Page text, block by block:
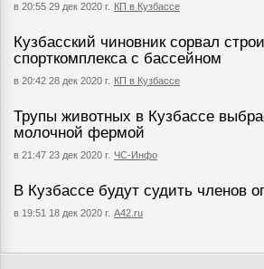
в 20:55 29 дек 2020 г. КП в Кузбассе
Кузбасский чиновник сорвал
спорткомплекса с бассейном
в 20:42 28 дек 2020 г. КП в Кузбассе
Трупы животных в Кузбассе
молочной фермой
в 21:47 23 дек 2020 г. ЧС-Инфо
В Кузбассе будут судить членов
в 19:51 18 дек 2020 г. A42.ru